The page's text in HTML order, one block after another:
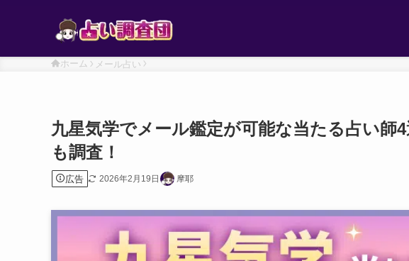
ホーム メール占い
九星気学でメール鑑定が可能な当たる占い師
も調査！
広告 2026年2月19日 摩耶